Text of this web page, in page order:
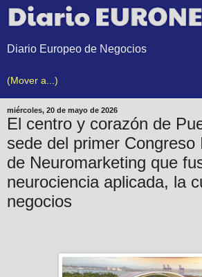
Diario Europeo de Negocios
miércoles, 20 de mayo de 2026
El centro y corazón de
sede del primer Congreso
de Neuromarketing que
neurociencia aplicada, la
negocios